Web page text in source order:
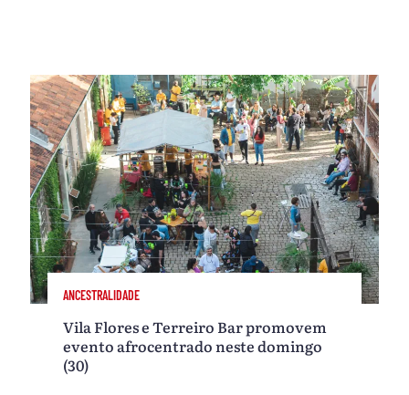
ANCESTRALIDADE
Vila Flores e Terreiro Bar promovem
evento afrocentrado neste domingo
(30)